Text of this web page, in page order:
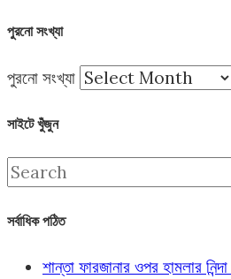
পুরনো সংখ্যা
পুরনো সংখ্যা
সাইটে খুঁজুন
সর্বাধিক পঠিত
শান্তা ফারজানার ওপর হামলার